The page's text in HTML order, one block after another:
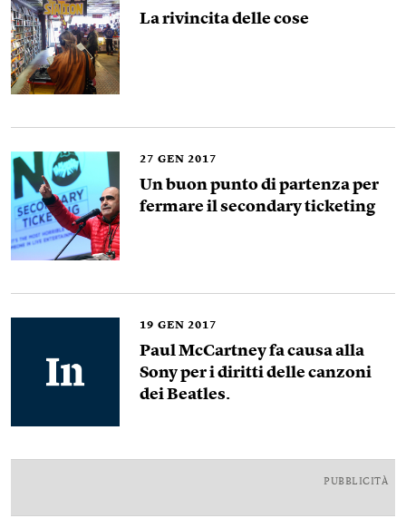
La rivincita delle cose
27 GEN 2017
Un buon punto di partenza per
fermare il secondary ticketing
19 GEN 2017
Paul McCartney fa causa alla
Sony per i diritti delle canzoni
dei Beatles.
PUBBLICITÀ